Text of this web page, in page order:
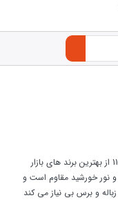
ست سطل زباله و فرچه های موجود در سایت کالا118 از بهترین برند های بازار
نور خورشید مقاوم است و
و برس بی نیاز می کند